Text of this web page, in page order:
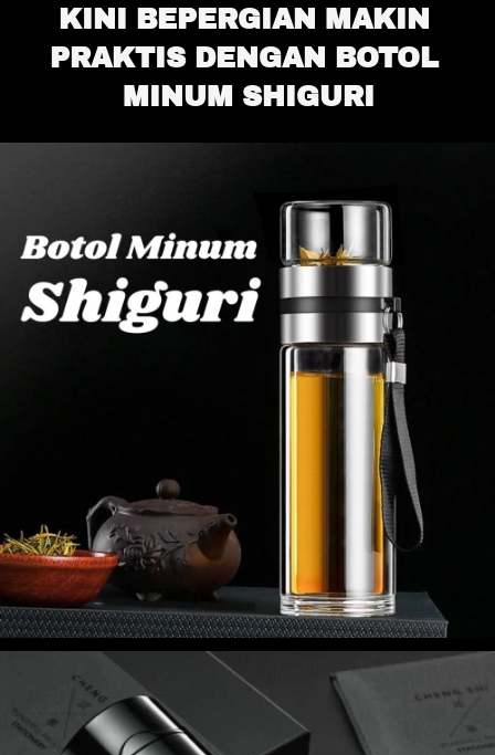
KINI BEPERGIAN MAKIN
PRAKTIS DENGAN BOTOL
MINUM SHIGURI